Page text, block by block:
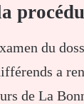
du
a
de La